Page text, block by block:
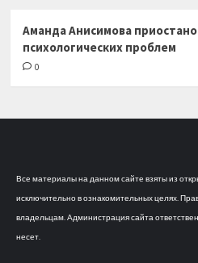
Аманда Анисимова
психологических проблем
0
Все материалы на данном сайте взяты из
исключительно в ознакомительных целях.
владельцам. Администрация сайта
несет.